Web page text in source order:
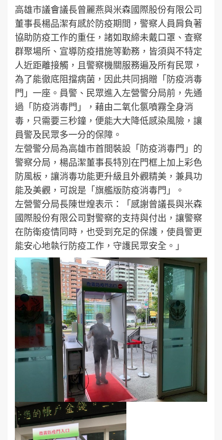
高雄市議會議長曾麗燕與米森國際股份有限公司
董事長楊品潔有感於防疫期間，警察人員肩負著
協助防疫工作的重任，諸如取締未戴口罩、查察
群聚場所、宣導防疫措施等勤務，皆須與不特定
人近距離接觸，且警察機關服務遍及所有民眾，
為了能徹底阻擋病菌，因此共同捐贈「防疫消毒
門」一座。員警、民眾進入左營警分局前，先通
過「防疫消毒門」，藉由二氧化氯噴霧全身消
毒，只需要三秒鐘，便能大大降低感染風險，讓
員警及民眾多一分的保障。
左營警分局為高雄市首間裝設「防疫消毒門」的
警察分局，楊品潔董事長特別在門框上加上彩色
防風板，讓消毒功能更升級且外觀精美，兼具功
能及美觀，可說是「旗艦版防疫消毒門」。
左營警分局長陳世煌表示：「感謝曾議長與米森
國際股份有限公司對警察的支持與付出，讓警察
在防衛疫情同時，也受到充足的保護，使員警更
能安心地執行防疫工作，守護民眾安全。」